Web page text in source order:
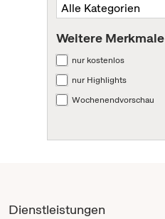
Weitere Merkmale
nur kostenlos
nur Highlights
Wochenendvorschau
Dienstleistungen